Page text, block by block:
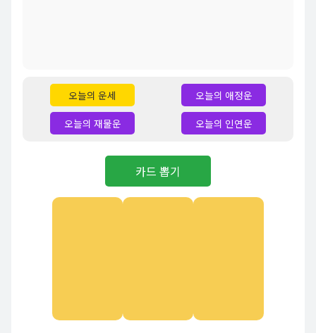
오늘의 운세
오늘의 애정운
오늘의 재물운
오늘의 인연운
카드 뽑기